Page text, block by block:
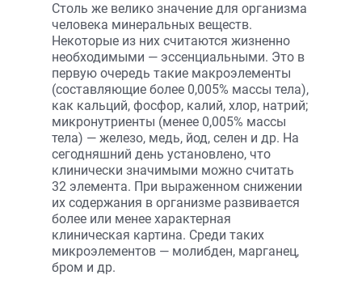
Столь же велико значение для организма
человека минеральных веществ.
Некоторые из них считаются жизненно
необходимыми — эссенциальными. Это в
первую очередь такие макроэлементы
(составляющие более 0,005% массы тела),
как кальций, фосфор, калий, хлор, натрий;
микронутриенты (менее 0,005% массы
тела) — железо, медь, йод, селен и др. На
сегодняшний день установлено, что
клинически значимыми можно считать
32 элемента. При выраженном снижении
их содержания в организме развивается
более или менее характерная
клиническая картина. Среди таких
микроэлементов — молибден, марганец,
бром и др.